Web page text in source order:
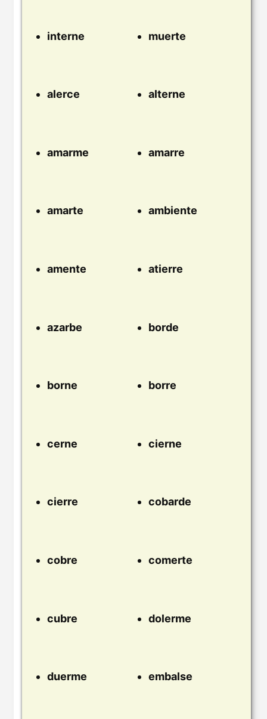
interne muerte
alerce alterne
amarme amarre
amarte ambiente
amente atierre
azarbe borde
borne borre
cerne cierne
cierre cobarde
cobre comerte
cubre dolerme
duerme embalse